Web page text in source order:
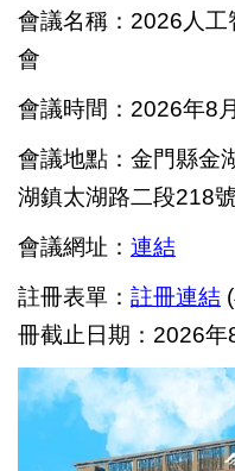
會議名稱：2026人
會
會議時間：2026年8
會議地點：金門縣金
湖鎮太湖路二段218
會議網址： 連結
註冊表單： 註冊連結 (
冊截止日期：2026年